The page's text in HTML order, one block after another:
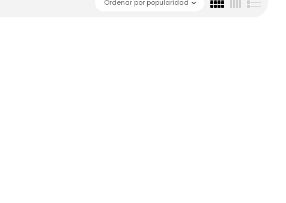
Ordenar por popularidad